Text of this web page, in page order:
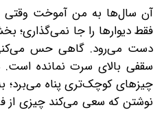
آن سال‌ها به من آموخت وقتی
فقط دیوارها را جا نمی‌گذاری؛
دست می‌رود. گاهی حس می‌کنی
سقفی بالای سرت نمانده است.
چیزهای کوچک‌تری پناه می‌برد؛
نوشتن که سعی می‌کند چیزی از